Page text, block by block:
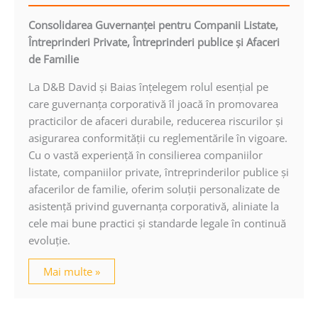
Consolidarea Guvernanţei pentru Companii Listate,
Întreprinderi Private, Întreprinderi publice şi Afaceri
de Familie
La D&B David şi Baias înţelegem rolul esenţial pe
care guvernanţa corporativă îl joacă în promovarea
practicilor de afaceri durabile, reducerea riscurilor şi
asigurarea conformităţii cu reglementările în vigoare.
Cu o vastă experienţă în consilierea companiilor
listate, companiilor private, întreprinderilor publice şi
afacerilor de familie, oferim soluţii personalizate de
asistenţă privind guvernanţa corporativă, aliniate la
cele mai bune practici şi standarde legale în continuă
evoluţie.
Mai multe »